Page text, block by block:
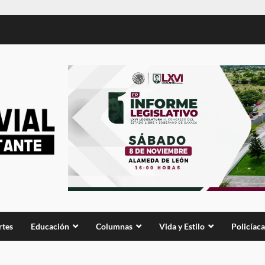
Educación Columnas Vida y Estilo Policíaca